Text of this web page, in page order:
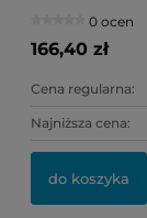
0 ocen
166,40 zł
Cena regularna:
Najniższa cena:
do koszyka